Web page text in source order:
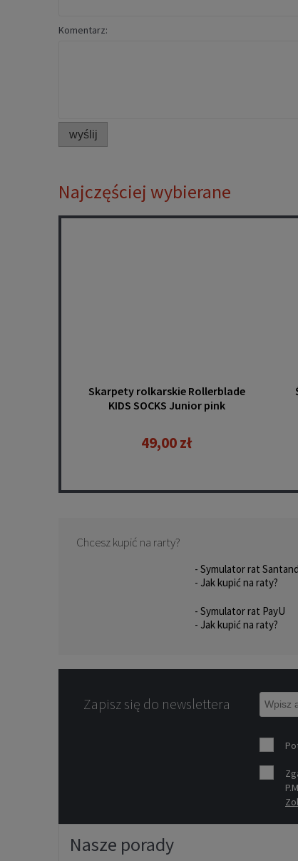
Komentarz:
wyślij
Najczęściej wybierane
Skarpety rolkarskie Rollerblade
KIDS SOCKS Junior pink
49,00 zł
Chcesz kupić na rarty?
- Symulator rat
- Jak kupić na raty?
- Symulator rat PayU
- Jak kupić na raty?
Zapisz się do newslettera
Nasze porady